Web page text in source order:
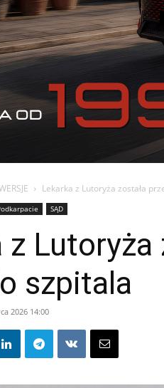
Lekarka z Lutoryża została
SĄD
z Lutoryża
szpitala
2026 14:00